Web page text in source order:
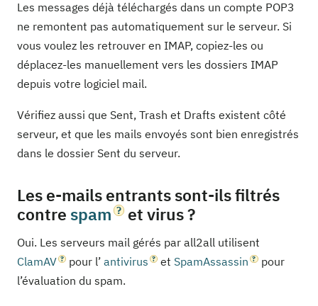
Les messages déjà téléchargés dans un compte POP3
ne remontent pas automatiquement sur le serveur. Si
vous voulez les retrouver en IMAP, copiez-les ou
déplacez-les manuellement vers les dossiers IMAP
depuis votre logiciel mail.
Vérifiez aussi que Sent, Trash et Drafts existent côté
serveur, et que les mails envoyés sont bien enregistrés
dans le dossier Sent du serveur.
Les e-mails entrants sont-ils filtrés
contre spam et virus ?
Oui. Les serveurs mail gérés par all2all utilisent
ClamAV
pour l’ antivirus et SpamAssassin
pour
l’évaluation du spam.